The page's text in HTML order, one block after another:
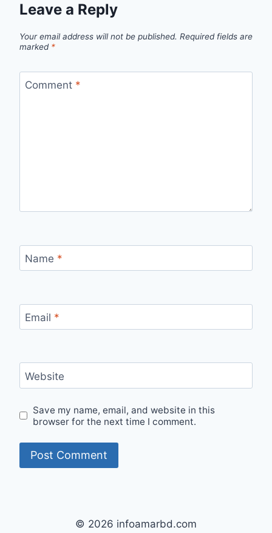
Leave a Reply
Your email address will not be published. Required fields are
marked *
Comment *
Name *
Email *
Website
Save my name, email, and website in this
browser for the next time I comment.
© 2026 infoamarbd.com